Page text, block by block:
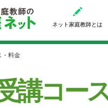
ネット家庭教師とは
・料金
講コー